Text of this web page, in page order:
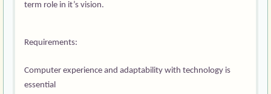
term role in it’s vision.
Requirements:
Computer experience and adaptability with technology is
essential